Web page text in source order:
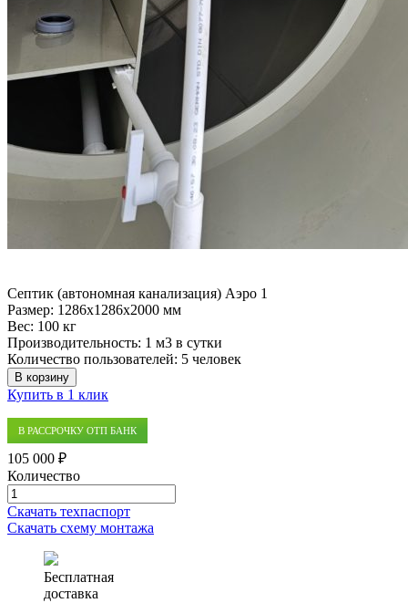
Септик (автономная канализация) Аэро 1
Размер: 1286x1286x2000 мм
Вес: 100 кг
Производительность: 1 м3 в сутки
Количество пользователей: 5 человек
В корзину
Купить в 1 клик
В РАССРОЧКУ ОТП БАНК
105 000 ₽
Количество
Количество
товара
Септик
канализация)
Скачать техпаспорт
Скачать схему монтажа
Бесплатная
доставка